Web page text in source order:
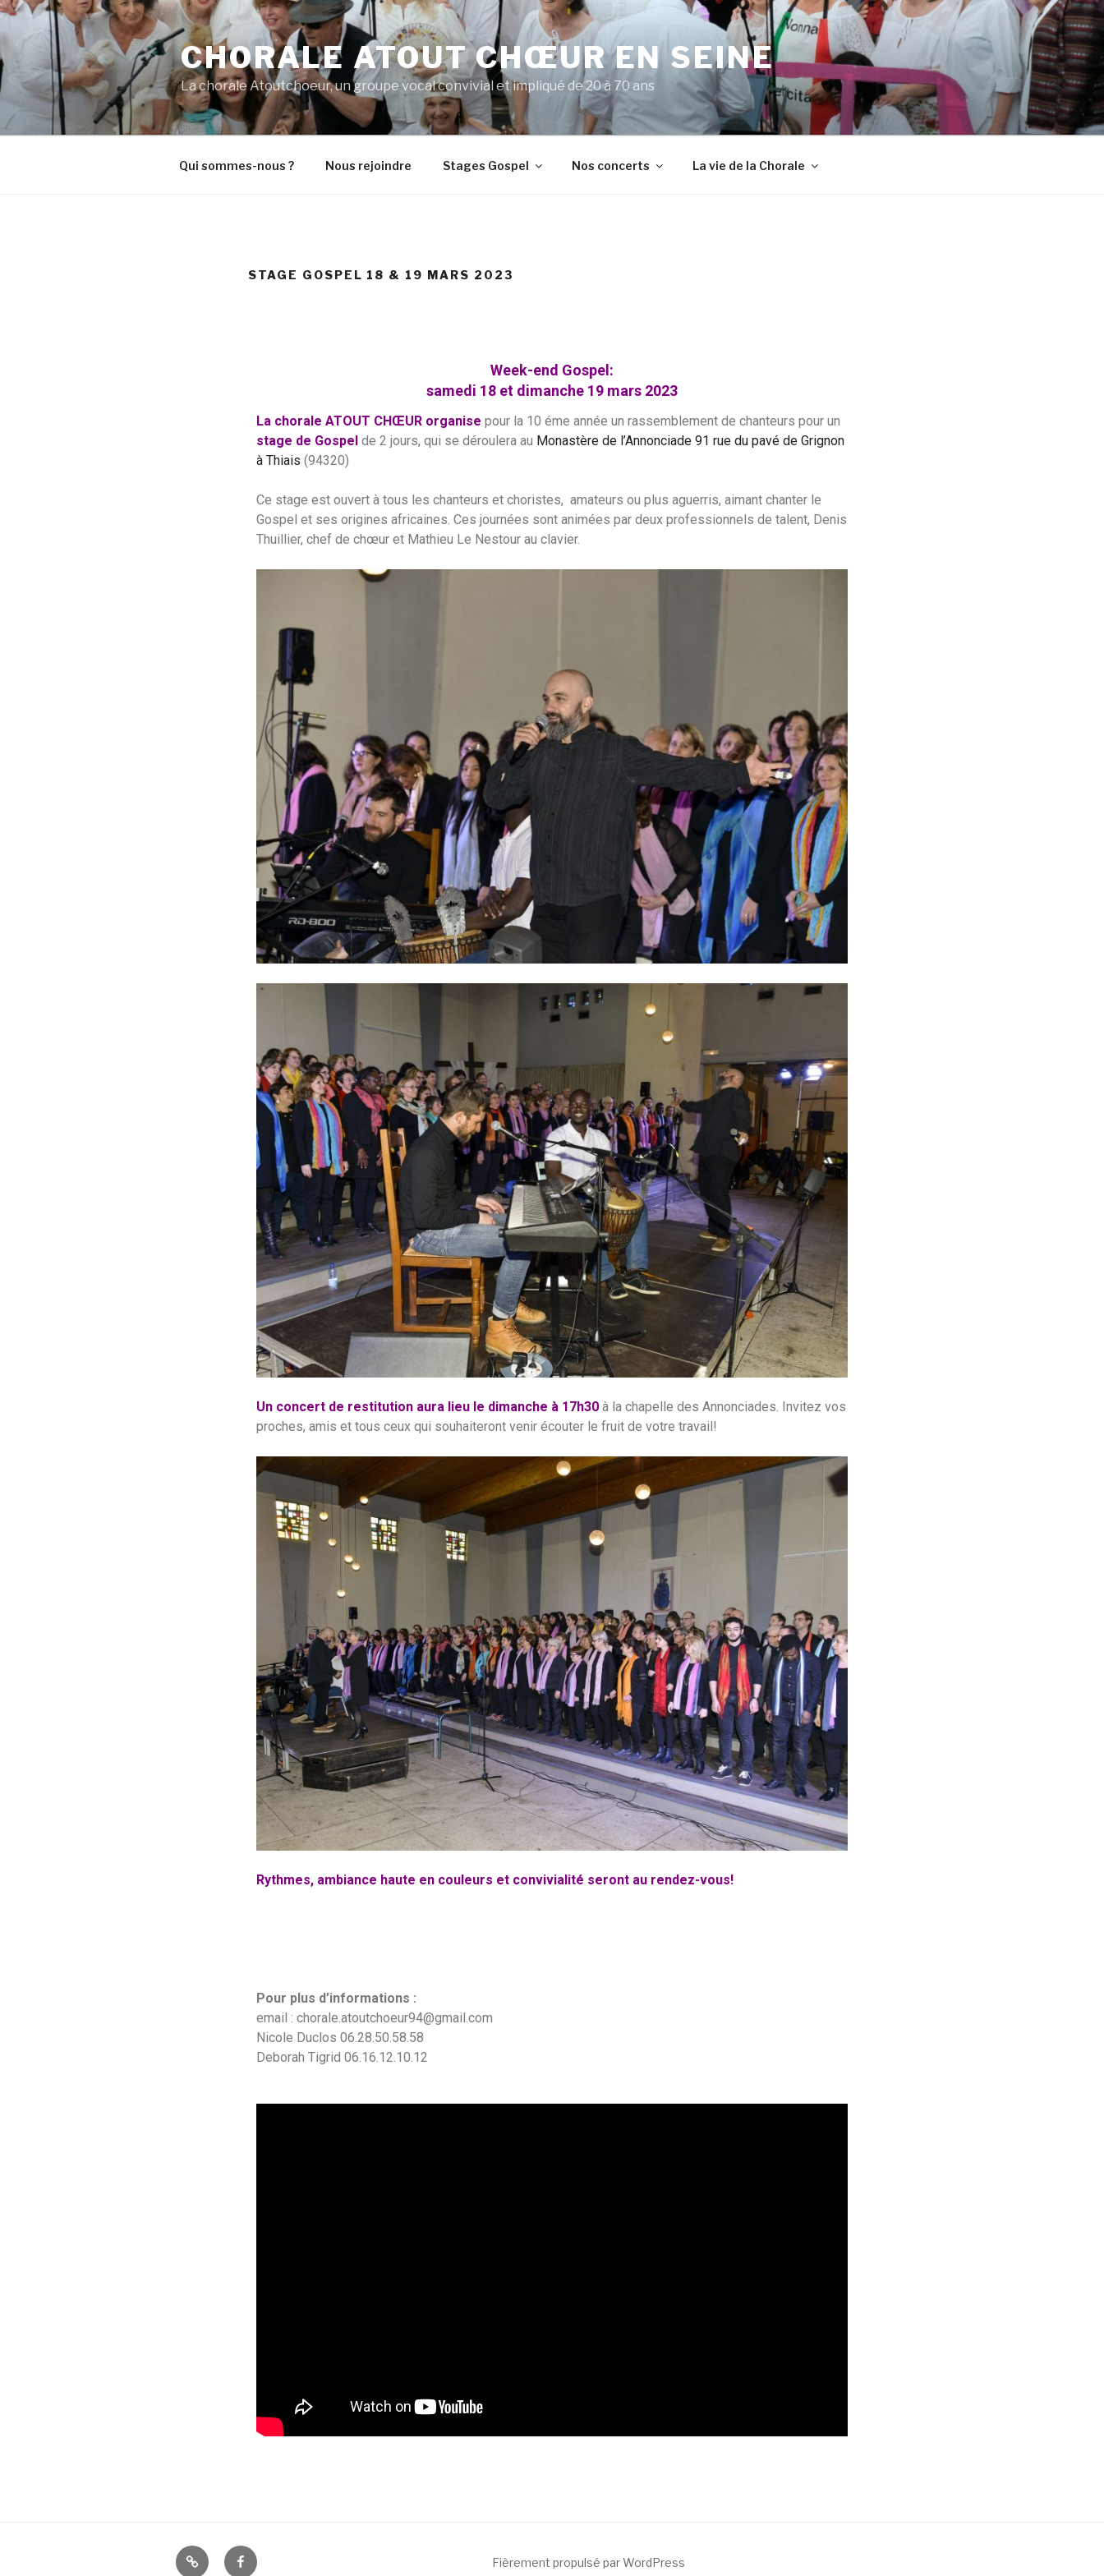
CHORALE ATOUT CHŒUR EN SEINE
La chorale Atoutchoeur, un groupe vocal convivial et impliqué de 20 à 70 ans
Qui sommes-nous ? Nous rejoindre Stages Gospel Nos concerts La vie de la Chorale
STAGE GOSPEL 18 & 19 MARS 2023
Week-end Gospel:
samedi 18 et dimanche 19 mars 2023
La chorale ATOUT CHŒUR organise pour la 10 éme année un rassemblement de chanteurs pour un
stage de Gospel de 2 jours, qui se déroulera au Monastère de l’Annonciade 91 rue du pavé de Grignon
à Thiais (94320)
Ce stage est ouvert à tous les chanteurs et choristes, amateurs ou plus aguerris, aimant chanter le
Gospel et ses origines africaines. Ces journées sont animées par deux professionnels de talent, Denis
Thuillier, chef de chœur et Mathieu Le Nestour au clavier.
Un concert de restitution aura lieu le dimanche à 17h30 à la chapelle des Annonciades. Invitez vos
proches, amis et tous ceux qui souhaiteront venir écouter le fruit de votre travail!
Rythmes, ambiance haute en couleurs et convivialité seront au rendez-vous!
Pour plus d’informations :
email : chorale.atoutchoeur94@gmail.com
Nicole Duclos 06.28.50.58.58
Deborah Tigrid 06.16.12.10.12
Fièrement propulsé par WordPress